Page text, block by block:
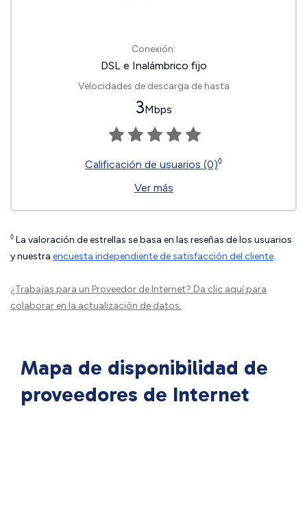
Conexión:
DSL e Inalámbrico fijo
Velocidades de descarga de hasta
3Mbps
Calificación de usuarios (0)◊
Ver más
◊ La valoración de estrellas se basa en las reseñas de los usuarios
y nuestra encuesta independiente de satisfacción del cliente.
¿Trabajas para un Proveedor de Internet? Da clic aquípara
colaborar en la actualización de datos.
Mapa de disponibilidad de
proveedores de Internet